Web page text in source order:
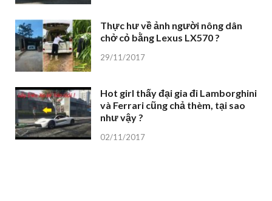
Thực hư về ảnh người nông dân
chở cỏ bằng Lexus LX570 ?
29/11/2017
Hot girl thấy đại gia đi Lamborghini
và Ferrari cũng chả thèm, tại sao
như vậy ?
02/11/2017